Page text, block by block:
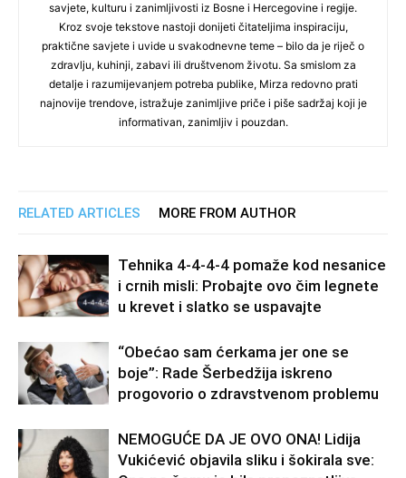
savjete, kulturu i zanimljivosti iz Bosne i Hercegovine i regije.
Kroz svoje tekstove nastoji donijeti čitateljima inspiraciju,
praktične savjete i uvide u svakodnevne teme – bilo da je riječ o
zdravlju, kuhinji, zabavi ili društvenom životu. Sa smislom za
detalje i razumijevanjem potreba publike, Mirza redovno prati
najnovije trendove, istražuje zanimljive priče i piše sadržaj koji je
informativan, zanimljiv i pouzdan.
RELATED ARTICLES MORE FROM AUTHOR
Tehnika 4-4-4-4 pomaže kod nesanice
i crnih misli: Probajte ovo čim legnete
u krevet i slatko se uspavajte
“Obećao sam ćerkama jer one se
boje”: Rade Šerbedžija iskreno
progovorio o zdravstvenom problemu
NEMOGUĆE DA JE OVO ONA! Lidija
Vukićević objavila sliku i šokirala sve: